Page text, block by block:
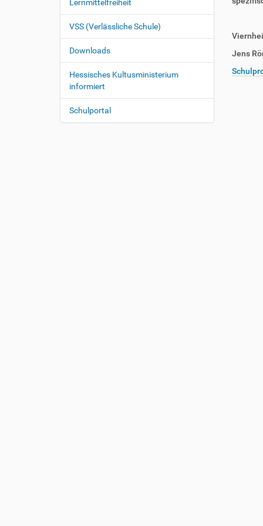
Jens
Lernmittelfreiheit
VSS (Verlässliche Schule)
Downloads
Hessisches Kultusministerium
informiert
Schulportal